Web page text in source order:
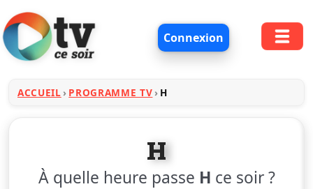
Connexion
ACCUEIL PROGRAMME TV H
H
À quelle heure passe H ce soir ?